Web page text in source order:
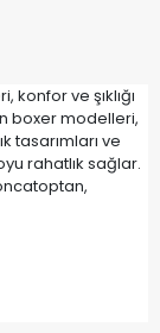
ve şıklığı
boxer modelleri,
tasarımları ve
rahatlık sağlar.